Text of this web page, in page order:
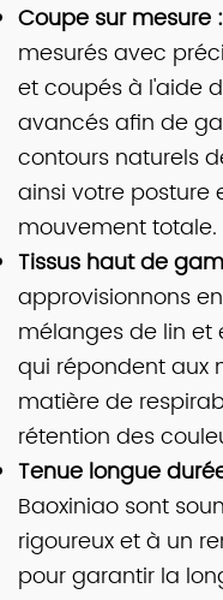
Coupe sur mesure :
mesurés avec
et coupés à l'aide
avancés afin de
contours naturels
ainsi votre posture
mouvement totale.
Tissus haut de
approvisionnons
mélanges de lin
qui répondent aux
matière de
rétention des
Tenue longue
Baoxiniao sont
rigoureux et à un
pour garantir la